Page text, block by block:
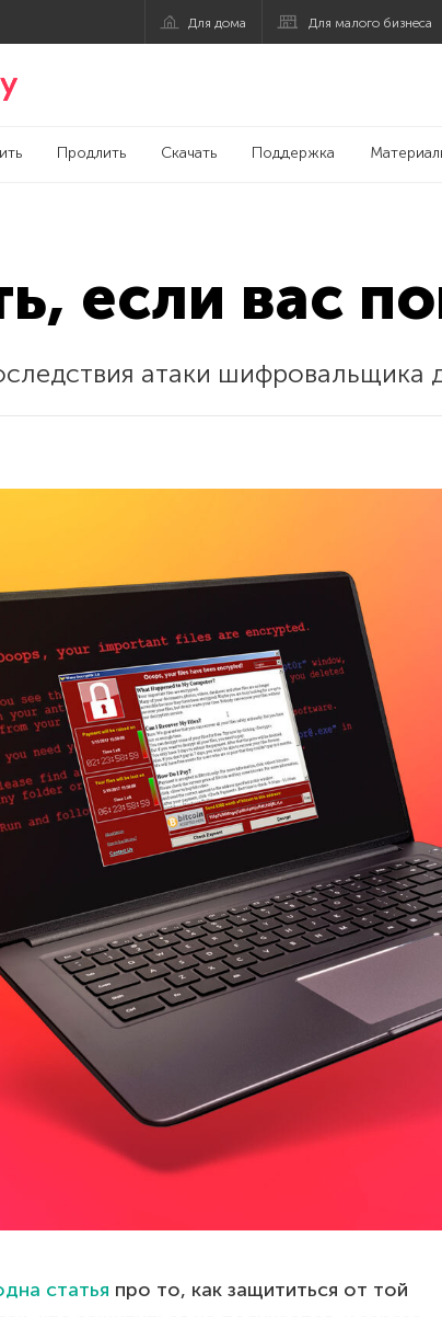
Для дома Для малого бизнеса
Продлить Скачать Поддержка
если вас
атаки шифровальщика
статья про то, как защититься от той